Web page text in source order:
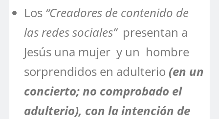
Los “Creadores de contenido de
las redes sociales”presentan a
Jesús una mujer y un hombre
sorprendidos en adulterio (en un
concierto; no comprobado el
adulterio), con la intención de